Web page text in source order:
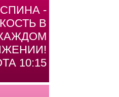
-
В
10:15